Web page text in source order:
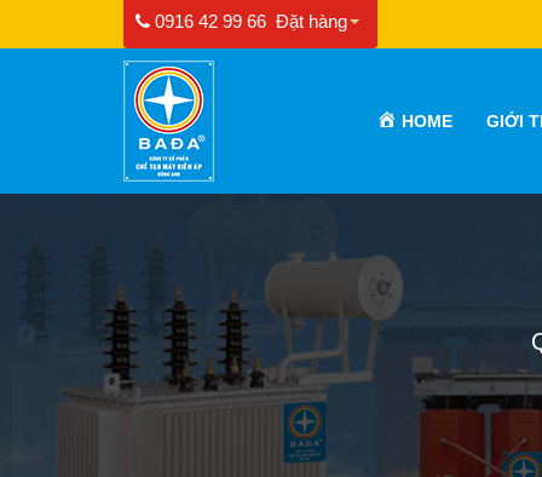
0916 42 99 66 Đặt hàng
HOME GIỚI